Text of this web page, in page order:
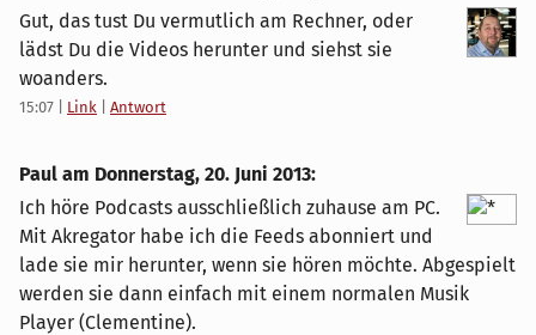
Gut, das tust Du vermutlich am Rechner, oder
lädst Du die Videos herunter und siehst sie
woanders.
15:07 Link Antwort
Paul am Donnerstag, 20. Juni 2013:
Ich höre Podcasts ausschließlich zuhause am PC.
Mit Akregator habe ich die Feeds abonniert und
lade sie mir herunter, wenn sie hören möchte. Abgespielt
werden sie dann einfach mit einem normalen Musik
Player (Clementine).